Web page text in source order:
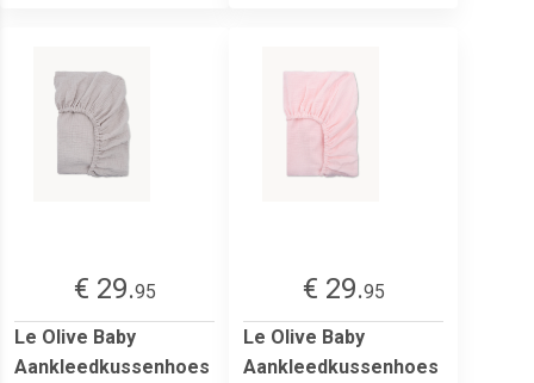
€ 29.95
Le Olive Baby
Aankleedkussenhoes
€ 29.95
Le Olive Baby
Aankleedkussenhoes